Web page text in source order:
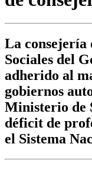
La consejería
Sociales del
adherido al
gobiernos
Ministerio de
déficit de
el Sistema